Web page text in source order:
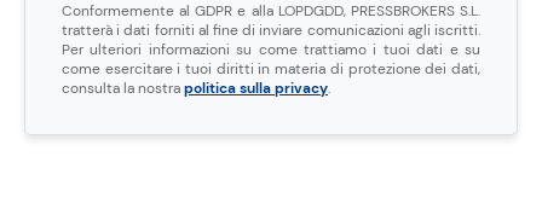
Conformemente al GDPR e alla LOPDGDD, PRESSBROKERS S.L.
tratterà i dati forniti al fine di inviare comunicazioni agli iscritti.
Per ulteriori informazioni su come trattiamo i tuoi dati e su
come esercitare i tuoi diritti in materia di protezione dei dati,
consulta la nostrapolitica sulla privacy.